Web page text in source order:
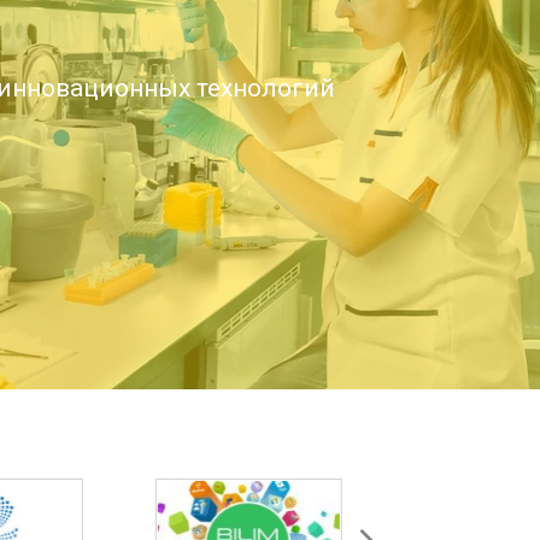
технологий